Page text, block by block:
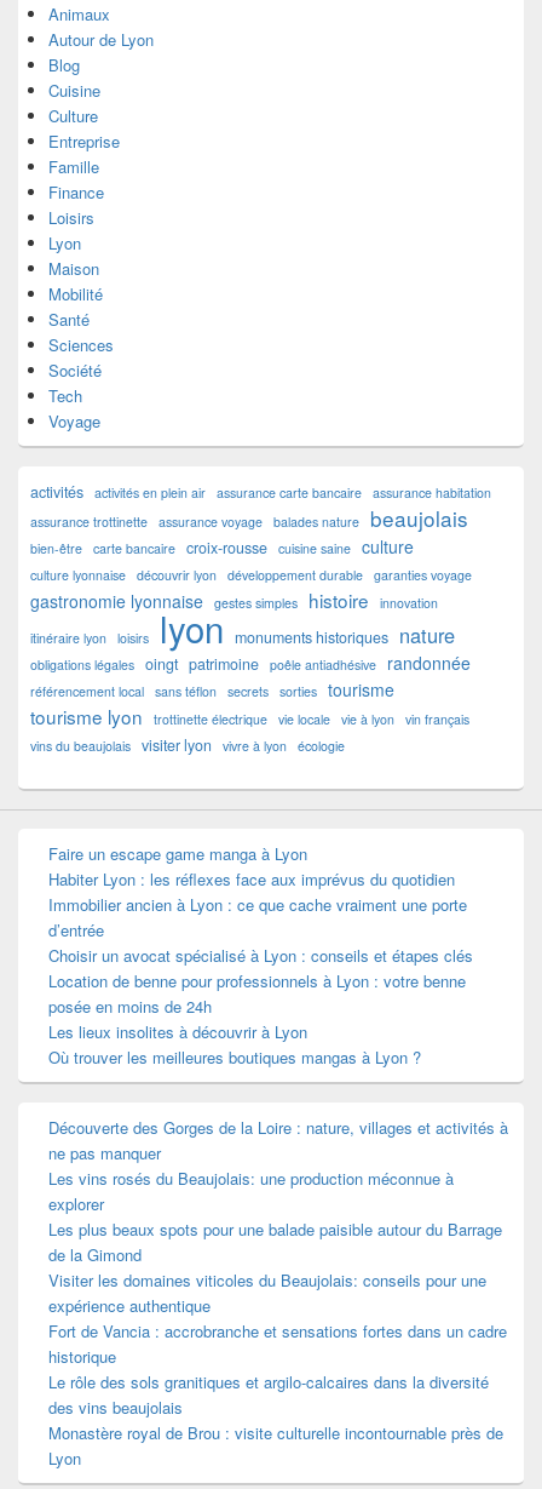
Animaux
Autour de Lyon
Blog
Cuisine
Culture
Entreprise
Famille
Finance
Loisirs
Lyon
Maison
Mobilité
Santé
Sciences
Société
Tech
Voyage
activités activités en plein air assurance carte bancaire assurance habitation
assurance trottinette assurance voyage balades nature beaujolais
bien-être carte bancaire croix-rousse cuisine saine culture
culture lyonnaise découvrir lyon développement durable garanties voyage
gastronomie lyonnaise gestes simples histoire
innovation
itinéraire lyon loisirs lyon monuments historiques nature
obligations légales oingt patrimoine poêle antiadhésive randonnée
référencement local sans téflon secrets sorties tourisme
tourisme lyon trottinette électrique vie locale vie à lyon vin français
vins du beaujolais visiter lyon vivre à lyon écologie
Faire un escape game manga à Lyon
Habiter Lyon : les réflexes face aux imprévus du quotidien
Immobilier ancien à Lyon : ce que cache vraiment une porte
d’entrée
Choisir un avocat spécialisé à Lyon : conseils et étapes clés
Location de benne pour professionnels à Lyon : votre benne
posée en moins de 24h
Les lieux insolites à découvrir à Lyon
Où trouver les meilleures boutiques mangas à Lyon ?
Découverte des Gorges de la Loire : nature, villages et activités à
ne pas manquer
Les vins rosés du Beaujolais: une production méconnue à
explorer
Les plus beaux spots pour une balade paisible autour du Barrage
de la Gimond
Visiter les domaines viticoles du Beaujolais: conseils pour une
expérience authentique
Fort de Vancia : accrobranche et sensations fortes dans un cadre
historique
Le rôle des sols granitiques et argilo-calcaires dans la diversité
des vins beaujolais
Monastère royal de Brou : visite culturelle incontournable près de
Lyon